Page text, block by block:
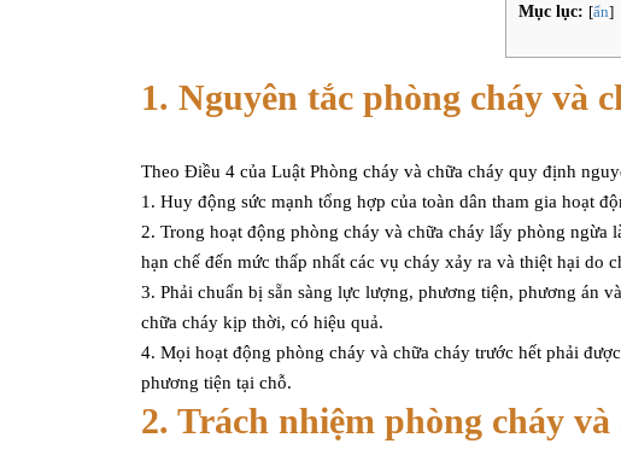
Mục lục: [ẩn]
1. Nguyên tắc phòng cháy và
Theo Điều 4 của Luật Phòng cháy và chữa cháy quy định
1. Huy động sức mạnh tổng hợp của toàn dân tham gia hoạt
2. Trong hoạt động phòng cháy và chữa cháy lấy phòng ngừa
hạn chế đến mức thấp nhất các vụ cháy xảy ra và thiệt hại do
3. Phải chuẩn bị sẵn sàng lực lượng, phương tiện, phương án
chữa cháy kịp thời, có hiệu quả.
4. Mọi hoạt động phòng cháy và chữa cháy trước hết phải
phương tiện tại chỗ.
2. Trách nhiệm phòng cháy và